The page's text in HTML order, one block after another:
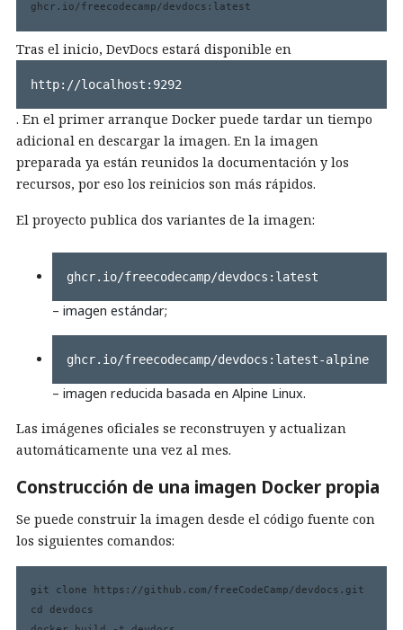
ghcr.io/freecodecamp/devdocs:latest
Tras el inicio, DevDocs estará disponible en
http://localhost:9292
. En el primer arranque Docker puede tardar un tiempo
adicional en descargar la imagen. En la imagen
preparada ya están reunidos la documentación y los
recursos, por eso los reinicios son más rápidos.
El proyecto publica dos variantes de la imagen:
ghcr.io/freecodecamp/devdocs:latest
– imagen estándar;
ghcr.io/freecodecamp/devdocs:latest-alpine
– imagen reducida basada en Alpine Linux.
Las imágenes oficiales se reconstruyen y actualizan
automáticamente una vez al mes.
Construcción de una imagen Docker propia
Se puede construir la imagen desde el código fuente con
los siguientes comandos:
git clone https://github.com/freeCodeCamp/devdocs.git
cd devdocs